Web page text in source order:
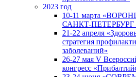
2023 год
10-11 марта
САНКТ-ПЕТЕРБУРГ
21-22 апреля
стратегия
заболеваний»
26-27 мая V
конгресс